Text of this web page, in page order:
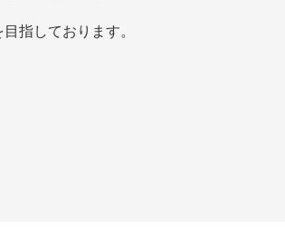
指しております。